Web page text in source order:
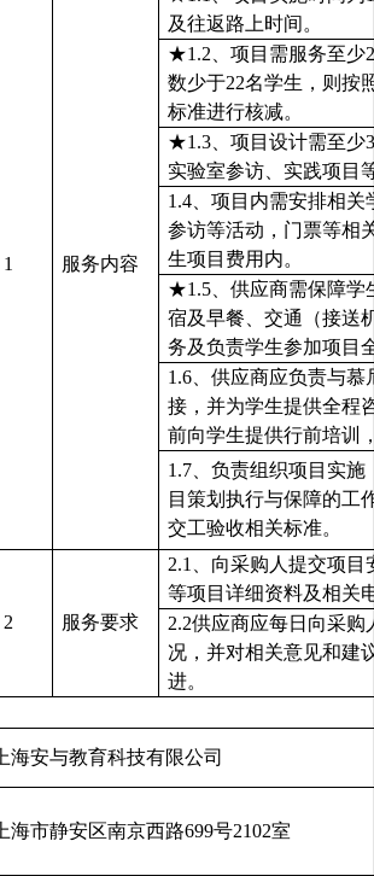
1 服务内容
及往返路上时间。
★1.2、项目需服务至少
数少于22名学生，则按
标准进行核减。
★1.3、项目设计需至少
实验室参访、实践项目
1.4、项目内需安排相
参访等活动，门票等相
生项目费用内。
★1.5、供应商需保障学
宿及早餐、交通（接送
务及负责学生参加项目
1.6、供应商应负责与
接，并为学生提供全程
前向学生提供行前培训
1.7、负责组织项目实
目策划执行与保障的工
交工验收相关标准。
2 服务要求
2.1、向采购人提交项
等项目详细资料及相关
2.2供应商应每日向采
况，并对相关意见和建
进。
上海安与教育科技有限公司
上海市静安区南京西路699号2102室